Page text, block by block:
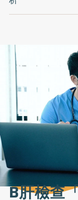
B肝檢查